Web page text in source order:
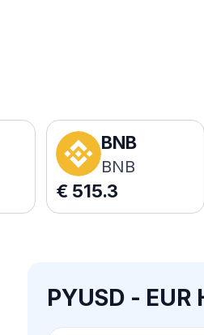
BNB
BNB
€ 515.3
PYUSD - EUR